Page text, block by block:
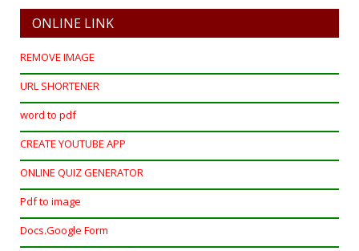
ONLINE LINK
REMOVE IMAGE
URL SHORTENER
word to pdf
CREATE YOUTUBE APP
ONLINE QUIZ GENERATOR
Pdf to image
Docs.Google Form